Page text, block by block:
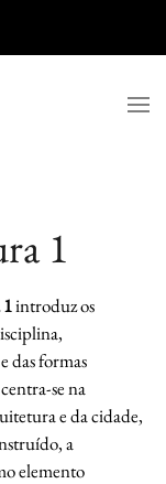
1
introduz os
das formas
se na
e da cidade,
a
elemento